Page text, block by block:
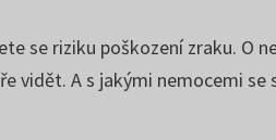
se riziku poškození zraku. O
vidět. A s jakými nemocemi se